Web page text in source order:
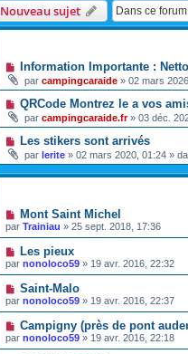
Nouveau sujet
Information Importante :
par campingcaraide » 02 mars
QRCode Montrez le a vos
par campingcaraide.fr» 03 déc.
Les stikers sont arrivés
par lerite » 02 mars 2020, 01:24 »
Mont Saint Michel
par Trainiau » 25 sept. 2018, 17:36
Les pieux
par nonoloco59 » 19 avr. 2016, 22:32
Saint-Malo
par nonoloco59 » 19 avr. 2016, 22:37
Campigny (près de pont
par nonoloco59 » 19 avr. 2016, 22:18